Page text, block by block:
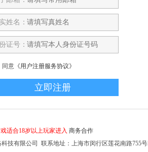
姓名：
证号：
同意 《用户注册服务协议》
适合18岁以上玩家进入 商务合作
技有限公司 联系地址：上海市闵行区莲花南路755